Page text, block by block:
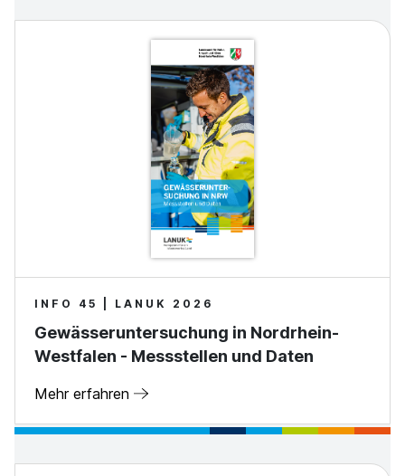
INFO 45 | LANUK 2026
Gewässeruntersuchung in Nordrhein-
Westfalen - Messstellen und Daten
Mehr erfahren